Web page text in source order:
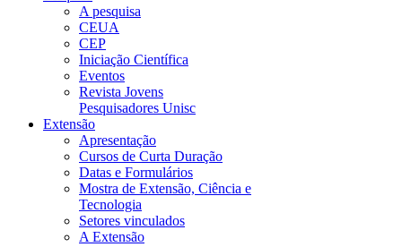
A pesquisa
CEUA
CEP
Iniciação Científica
Eventos
Revista Jovens
Pesquisadores Unisc
Extensão
Apresentação
Cursos de Curta Duração
Datas e Formulários
Mostra de Extensão, Ciência e
Tecnologia
Setores vinculados
A Extensão